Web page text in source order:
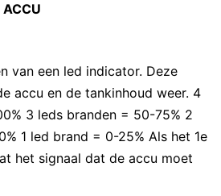
van een led indicator. Deze
accu en de tankinhoud weer. 4
3 leds branden = 50-75% 2
1 led brand = 0-25% Als het 1e
het signaal dat de accu moet